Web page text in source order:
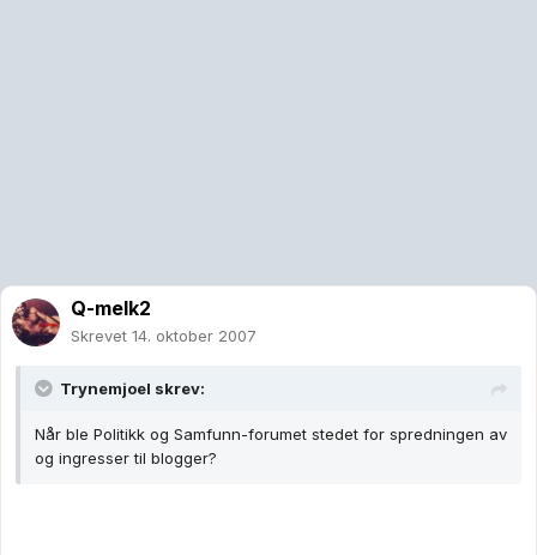
Q-melk2
Skrevet 14. oktober 2007
Trynemjoel skrev:
Når ble Politikk og Samfunn-forumet stedet for spredningen av
og ingresser til blogger?